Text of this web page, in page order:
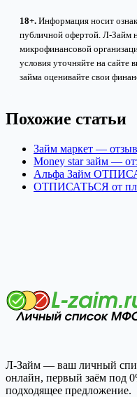
18+. Информация носит
публичной офертой. Л-Займ
микрофинансовой
условия уточняйте на
займа оценивайте свои
Похожие статьи
Займ маркет —
Money star займ —
Альфа Займ
ОТПИСАТЬСЯ от
Л-Займ — ваш личный
онлайн, первый заём под
подходящее предложение.